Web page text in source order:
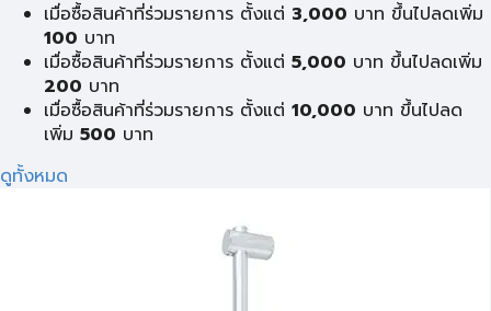
เมื่อซื้อสินค้าที่ร่วมรายการ ตั้งแต่ 3,000 บาท ขึ้นไปลดเพิ่ม
100 บาท
เมื่อซื้อสินค้าที่ร่วมรายการ ตั้งแต่ 5,000 บาท ขึ้นไปลดเพิ่ม
200 บาท
เมื่อซื้อสินค้าที่ร่วมรายการ ตั้งแต่ 10,000 บาท ขึ้นไปลด
เพิ่ม 500 บาท
ดูทั้งหมด